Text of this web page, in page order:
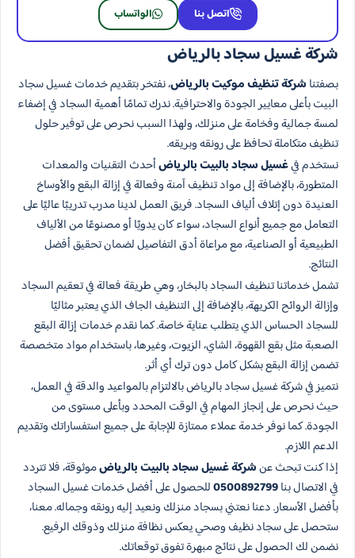
اتصل بنا الواتساب
شركة غسيل سجاد بالرياض
بصفتنا شركة تنظيف موكيت بالرياض، نفتخر بتقديم خدمات غسيل سجاد
البيت بأعلى معايير الجودة والاحترافية. ندرك تمامًا أهمية السجاد في إضفاء
لمسة جمالية وفخامة على منزلك، ولهذا السبب نحرص على توفير حلول
تنظيف متكاملة تحافظ على رونقه وبريقه.
نستخدم فيغسيل سجاد بالبيت بالرياضأحدث التقنيات والمعدات
المتطورة، بالإضافة إلى مواد تنظيف آمنة وفعالة في إزالة البقع والأوساخ
العنيدة دون إتلاف ألياف السجاد. فريق العمل لدينا مدرب تدريبًا عاليًا على
التعامل مع جميع أنواع السجاد، سواء كان يدويًا أو مصنوعًا من الألياف
الطبيعية أو الصناعية، مع مراعاة أدق التفاصيل لضمان تحقيق أفضل
النتائج.
تشمل خدماتنا تنظيف السجاد بالبخار، وهي طريقة فعالة في تعقيم السجاد
وإزالة الروائح الكريهة، بالإضافة إلى التنظيف الجاف الذي يعتبر مثاليًا
للسجاد الحساس الذي يتطلب عناية خاصة. كما نقدم خدمات إزالة البقع
الصعبة مثل بقع القهوة، الشاي، الزيوت، وغيرها، باستخدام مواد متخصصة
تضمن إزالة البقع بشكل كامل دون ترك أي أثر.
نتميز في شركة غسيل سجاد بالرياض بالالتزام بالمواعيد والدقة في العمل،
حيث نحرص على إنجاز المهام في الوقت المحدد وبأعلى مستوى من
الجودة. كما نوفر خدمة عملاء ممتازة للإجابة على جميع استفساراتك وتقديم
الدعم اللازم.
إذا كنت تبحث عنشركة غسيل سجاد بالبيت بالرياضموثوقة، فلا تتردد
في الاتصال بنا0500892799للحصول على أفضل خدمات غسيل السجاد
بأفضل الأسعار. دعنا نعتني بسجاد منزلك ونعيد إليه رونقه وجماله. معنا،
ستحصل على سجاد نظيف وصحي يعكس نظافة منزلك وذوقك الرفيع.
نضمن لك الحصول على نتائج مبهرة تفوق توقعاتك.